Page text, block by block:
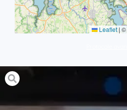
Leaflet | ©